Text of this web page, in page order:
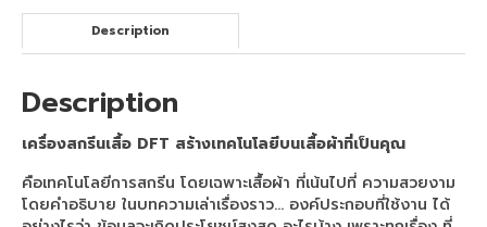
Mimaki DFT
เครื่องพิมพ์ DFT Mimaki TxF150-75
เครื่องพิมพ์เสื้อยืด จับคู่ เครื่องรีดร้อน
เครื่องพิมพ์เสื้อดำ จับคู่ เครื่องรีดร้อน
70×90
Description
Description
เครื่องสกรีนเสื้อ DFT สร้างเทคโนโลยีบนเสื้อผ้าที่เป็นคุณ
คือเทคโนโลยีการสกรีน โดยเฉพาะเสื้อผ้า ที่เน้นไปที่ ความสวยงาม
โดยคำอธิบาย ในบทความเล่าเรื่องราว… องค์ประกอบที่ใช้งาน ได้